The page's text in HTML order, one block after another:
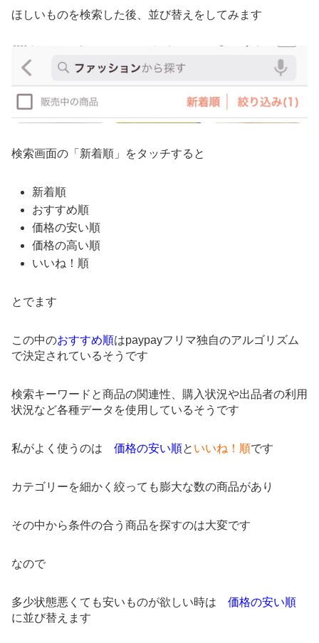
ほしいものを検索した後、並び替えをしてみます
検索画面の「新着順」をタッチすると
新着順
おすすめ順
価格の安い順
価格の高い順
いいね！順
とでます
この中のおすすめ順はpaypayフリマ独自のアルゴリズム
で決定されているそうです
検索キーワードと商品の関連性、購入状況や出品者の利用
状況など各種データを使用しているそうです
私がよく使うのは 価格の安い順と いいね！順です
カテゴリーを細かく絞っても膨大な数の商品があり
その中から条件の合う商品を探すのは大変です
なので
多少状態悪くても安いものが欲しい時は 価格の安い順
に並び替えます